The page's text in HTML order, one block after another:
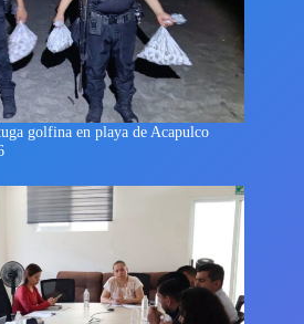
golfina en playa de Acapulco